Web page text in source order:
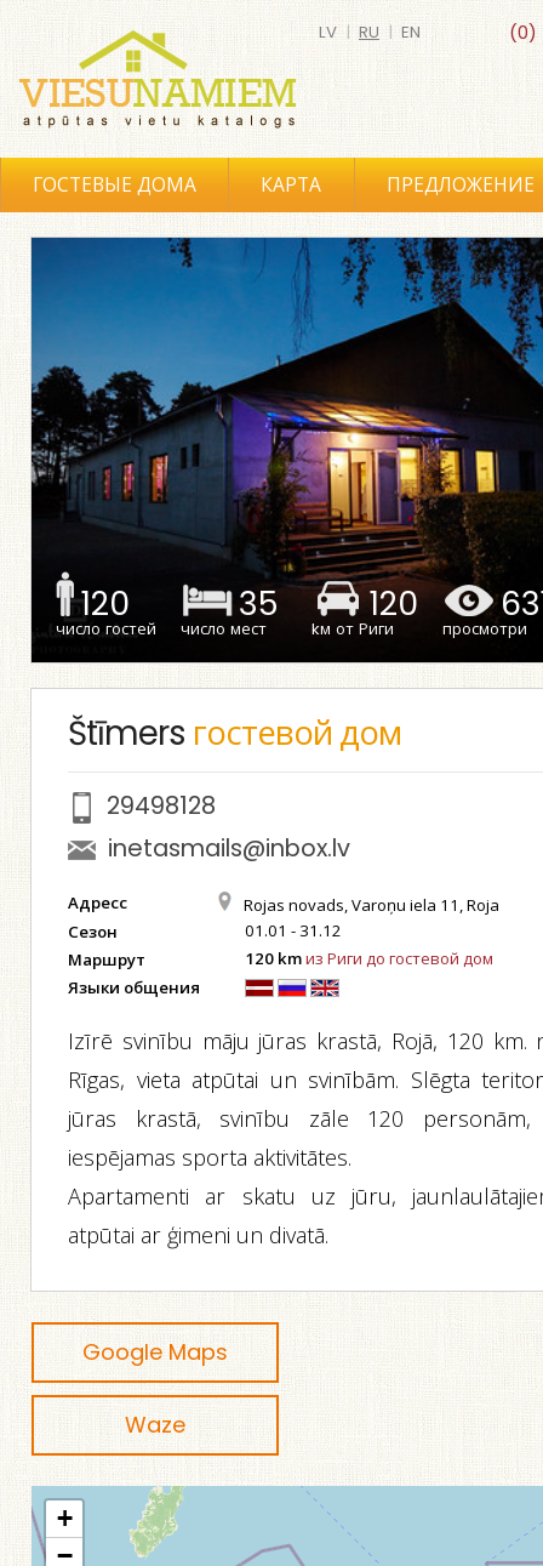
(0)
LV | RU | EN
ГОСТЕВЫЕ ДОМА КАРТА ПРЕДЛОЖЕНИЕ
120
число гостей
35
число мест
120
kм от Риги просмотри
Štīmers гостевой дом
29498128
inetasmails@inbox.lv
Адресс Rojas novads, Varoņu iela 11, Roja
Сезон 01.01 - 31.12
Маршрут 120 kmиз Риги до гостевой дом
Языки общения
Izīrē svinību māju jūras krastā, Rojā, 120 km.
Rīgas, vieta atpūtai un svinībām. Slēgta
jūras krastā, svinību zāle 120
iespējamas sporta aktivitātes.
Apartamenti ar skatu uz jūru,
atpūtai ar ģimeni un divatā.
Google Maps
Waze
+
−